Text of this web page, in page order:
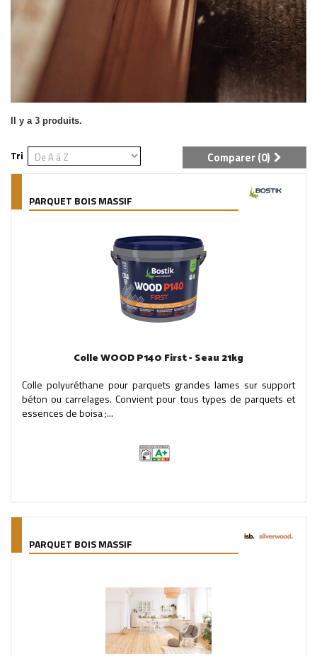
Il y a 3 produits.
Tri Comparer (0)
PARQUET BOIS MASSIF
Colle WOOD P140 First - Seau 21kg
Colle polyuréthane pour parquets grandes lames sur support
béton ou carrelages. Convient pour tous types de parquets et
essences de boisa ;...
PARQUET BOIS MASSIF